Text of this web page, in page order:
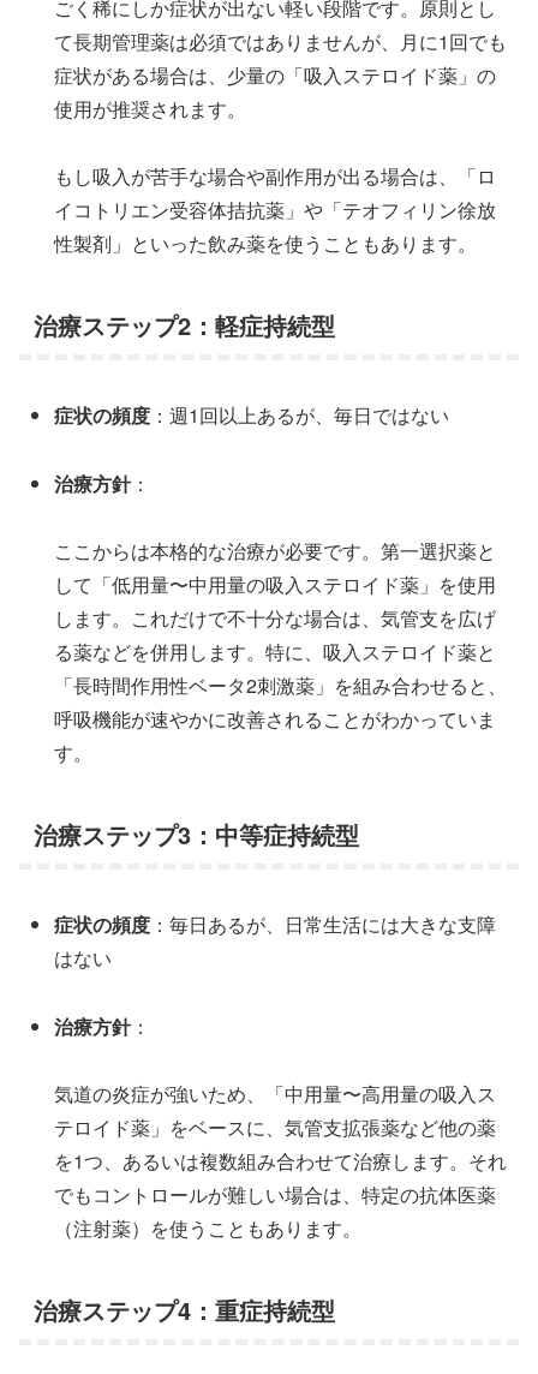
ごく稀にしか症状が出ない軽い段階です。原則とし
て長期管理薬は必須ではありませんが、月に1回でも
症状がある場合は、少量の「吸入ステロイド薬」の
使用が推奨されます。
もし吸入が苦手な場合や副作用が出る場合は、「ロ
イコトリエン受容体拮抗薬」や「テオフィリン徐放
性製剤」といった飲み薬を使うこともあります。
治療ステップ2：軽症持続型
症状の頻度 ：週1回以上あるが、毎日ではない
治療方針：
ここからは本格的な治療が必要です。第一選択薬と
して「低用量〜中用量の吸入ステロイド薬」を使用
します。これだけで不十分な場合は、気管支を広げ
る薬などを併用します。特に、吸入ステロイド薬と
「長時間作用性ベータ2刺激薬」を組み合わせると、
呼吸機能が速やかに改善されることがわかっていま
す。
治療ステップ3：中等症持続型
症状の頻度 ：毎日あるが、日常生活には大きな支障
はない
治療方針：
気道の炎症が強いため、「中用量〜高用量の吸入ス
テロイド薬」をベースに、気管支拡張薬など他の薬
を1つ、あるいは複数組み合わせて治療します。それ
でもコントロールが難しい場合は、特定の抗体医薬
（注射薬）を使うこともあります。
治療ステップ4：重症持続型